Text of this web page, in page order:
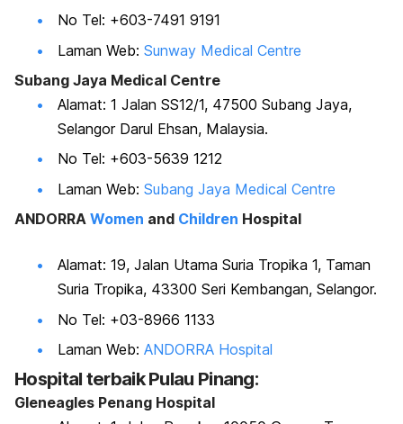
No Tel: +603-7491 9191
Laman Web: Sunway Medical Centre
Subang Jaya Medical Centre
Alamat: 1 Jalan SS12/1, 47500 Subang Jaya,
Selangor Darul Ehsan, Malaysia.
No Tel: +603-5639 1212
Laman Web: Subang Jaya Medical Centre
ANDORRA Women and Children Hospital
Alamat: 19, Jalan Utama Suria Tropika 1, Taman
Suria Tropika, 43300 Seri Kembangan, Selangor.
No Tel: +03-8966 1133
Laman Web: ANDORRA Hospital
Hospital terbaikPulau Pinang:
Gleneagles Penang Hospital